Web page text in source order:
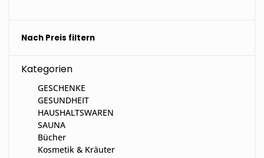
Nach Preis filtern
Kategorien
GESCHENKE
GESUNDHEIT
HAUSHALTSWAREN
SAUNA
Bücher
Kosmetik & Kräuter